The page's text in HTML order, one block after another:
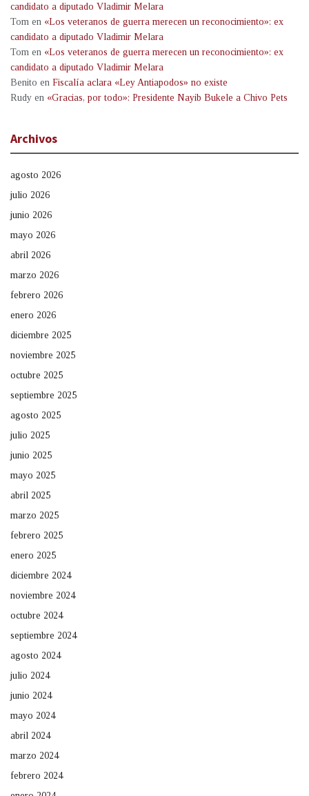
candidato a diputado Vladimir Melara
Tom en «Los veteranos de guerra merecen un reconocimiento»: ex
candidato a diputado Vladimir Melara
Tom en «Los veteranos de guerra merecen un reconocimiento»: ex
candidato a diputado Vladimir Melara
Benito en Fiscalía aclara «Ley Antiapodos» no existe
Rudy en «Gracias, por todo»: Presidente Nayib Bukele a Chivo Pets
Archivos
agosto 2026
julio 2026
junio 2026
mayo 2026
abril 2026
marzo 2026
febrero 2026
enero 2026
diciembre 2025
noviembre 2025
octubre 2025
septiembre 2025
agosto 2025
julio 2025
junio 2025
mayo 2025
abril 2025
marzo 2025
febrero 2025
enero 2025
diciembre 2024
noviembre 2024
octubre 2024
septiembre 2024
agosto 2024
julio 2024
junio 2024
mayo 2024
abril 2024
marzo 2024
febrero 2024